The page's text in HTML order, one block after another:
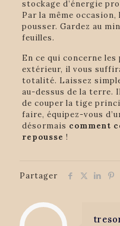
stockage d’énergie
Par la même
pousser. Gardez au
feuilles.
En ce qui concerne
extérieur, il vous
totalité. Laissez
au-dessus de la terre.
de couper la tige
faire, équipez-vous
désormais comment
repousse !
Partager